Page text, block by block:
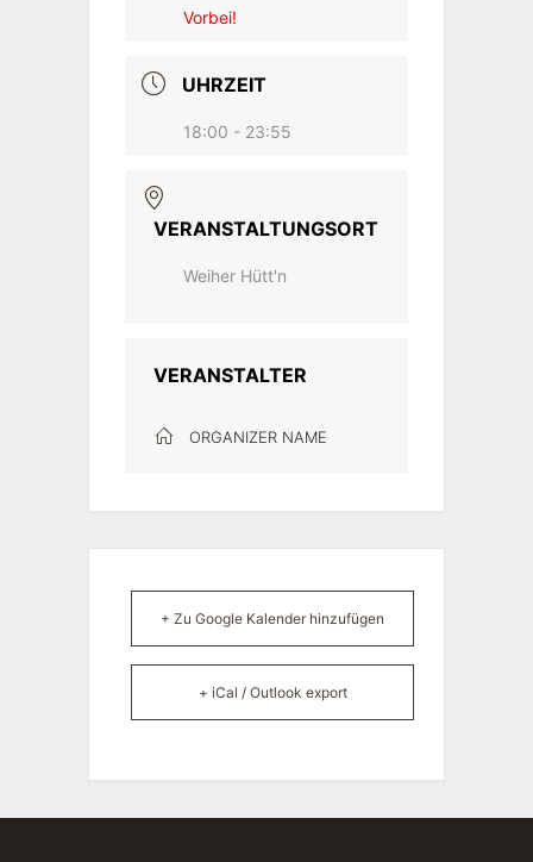
Vorbei!
UHRZEIT
18:00 - 23:55
VERANSTALTUNGSORT
Weiher Hütt'n
VERANSTALTER
ORGANIZER NAME
+ Zu Google Kalender hinzufügen
+ iCal / Outlook export